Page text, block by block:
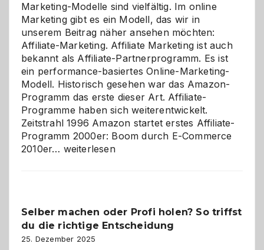
Marketing-Modelle sind vielfältig. Im online
Marketing gibt es ein Modell, das wir in
unserem Beitrag näher ansehen möchten:
Affiliate-Marketing. Affiliate Marketing ist auch
bekannt als Affiliate-Partnerprogramm. Es ist
ein performance-basiertes Online-Marketing-
Modell. Historisch gesehen war das Amazon-
Programm das erste dieser Art. Affiliate-
Programme haben sich weiterentwickelt.
Zeitstrahl 1996 Amazon startet erstes Affiliate-
Programm 2000er: Boom durch E-Commerce
2010er… Affiliate-
Herausforderungen
und
Zukunft
weiterlesen
Selber machen oder Profi holen? So triffst
du die richtige Entscheidung
25. Dezember 2025